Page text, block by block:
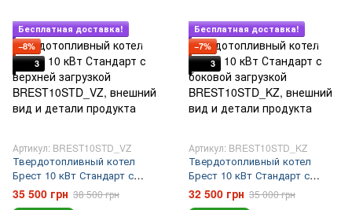
Подарок
Бесплатная доставка!
−8%
3
Артикул: BREST10STD_VZ
Твердотопливный котел
Брест 10 кВт Стандарт с
верхней загрузкой
35 500 грн 38 500 грн
Подарок
Бесплатная доставка!
−7%
3
Артикул: BREST10STD_KZ
Твердотопливный котел
Брест 10 кВт Стандарт с
боковой загрузкой
32 500 грн 35 000 грн